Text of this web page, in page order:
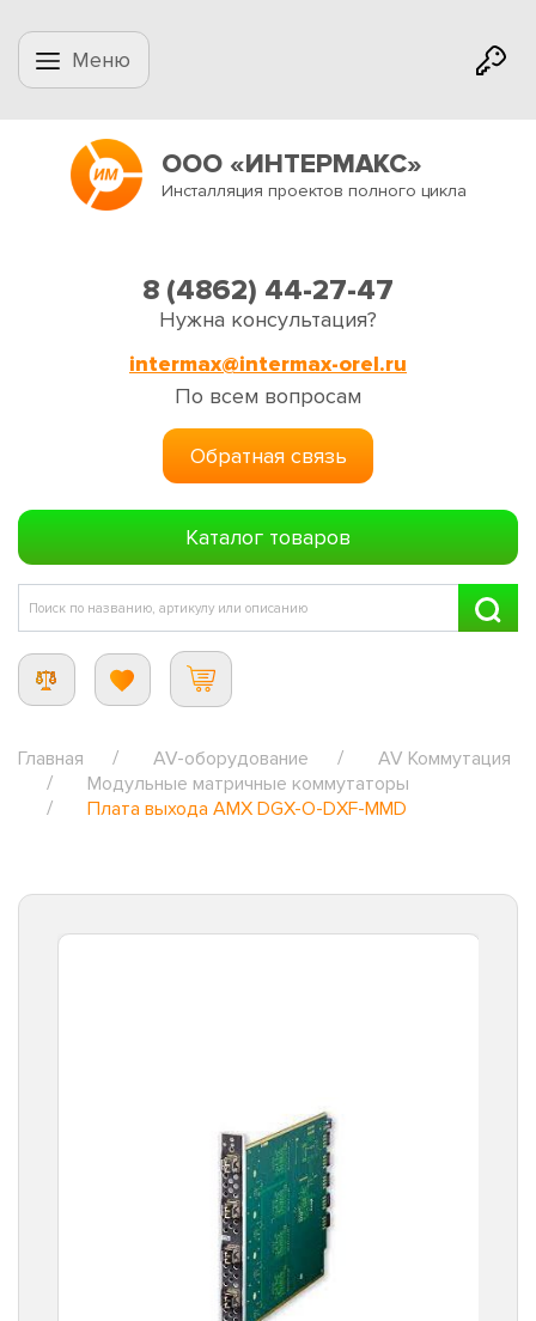
Меню
ООО «ИНТЕРМАКС»
Инсталляция проектов полного цикла
8 (4862) 44-27-47
Нужна консультация?
intermax@intermax-orel.ru
По всем вопросам
Обратная связь
Каталог товаров
Главная AV-оборудование
AV Коммутация
Модульные матричные коммутаторы
Плата выхода AMX DGX-O-DXF-MMD